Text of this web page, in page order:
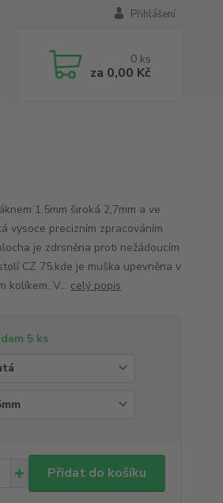
Přihlášení
0 ks
za 0,00 Kč
1,5mm široká 2,7mm a ve
vysoce precizním zpracováním
je zdrsněna proti nežádoucím
CZ 75,kde je muška upevněna v
kolíkem. V... celý popis
5 ks
Přidat do košíku